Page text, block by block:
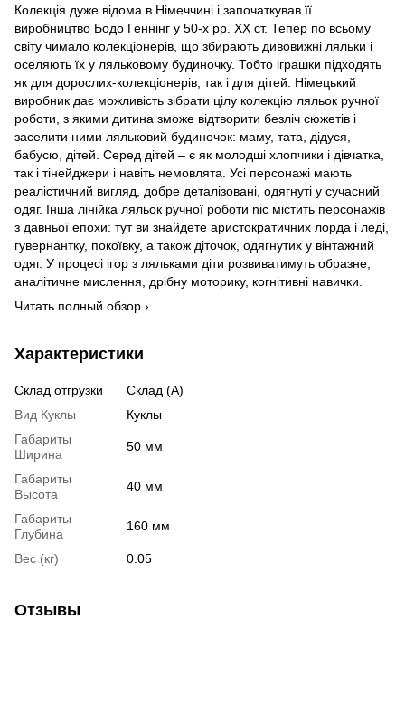
Колекція дуже відома в Німеччині і започаткував її
виробництво Бодо Геннінг у 50-х рр. ХХ ст. Тепер по всьому
світу чимало колекціонерів, що збирають дивовижні ляльки і
оселяють їх у ляльковому будиночку. Тобто іграшки підходять
як для дорослих-колекціонерів, так і для дітей. Німецький
виробник дає можливість зібрати цілу колекцію ляльок ручної
роботи, з якими дитина зможе відтворити безліч сюжетів і
заселити ними ляльковий будиночок: маму, тата, дідуся,
бабусю, дітей. Серед дітей – є як молодші хлопчики і дівчатка,
так і тінейджери і навіть немовлята. Усі персонажі мають
реалістичний вигляд, добре деталізовані, одягнуті у сучасний
одяг. Інша лінійка ляльок ручної роботи nic містить персонажів
з давньої епохи: тут ви знайдете аристократичних лорда і леді,
гувернантку, покоївку, а також діточок, одягнутих у вінтажний
одяг. У процесі ігор з ляльками діти розвиватимуть образне,
аналітичне мислення, дрібну моторику, когнітивні навички.
Читать полный обзор ›
Характеристики
Склад отгрузки
Склад (А)
Вид Куклы
Куклы
Габариты
Ширина
50 мм
Габариты
Высота
40 мм
Габариты
Глубина
160 мм
Вес (кг) 0.05
Отзывы